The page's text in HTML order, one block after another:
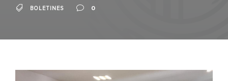
BOLETINES 0